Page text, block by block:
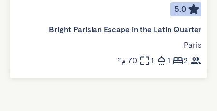
5.0
Bright Parisian Escape in the Latin Quarter
Paris
2
1
1 70 م²